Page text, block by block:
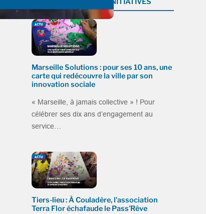
Marseille Solutions : pour ses 10 ans, une
carte qui redécouvre la ville par son
innovation sociale
« Marseille, à jamais collective » ! Pour
célébrer ses dix ans d’engagement au
service…
Tiers-lieu : À Couladère, l’association
Terra Flor échafaude le Pass’Rêve